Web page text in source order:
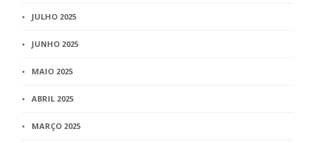
JULHO 2025
JUNHO 2025
MAIO 2025
ABRIL 2025
MARÇO 2025